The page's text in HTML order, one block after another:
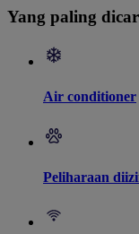
Yang paling
Air conditioner
Peliharaan